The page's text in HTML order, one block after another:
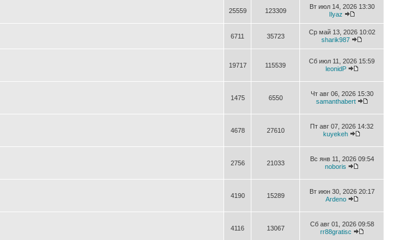
25559 123309
Вт июл 14, 2026 13:30
Ilyaz
6711 35723
Ср май 13, 2026 10:02
sharik987
19717 115539
Сб июл 11, 2026 15:59
leonidP
1475 6550
Чт авг 06, 2026 15:30
samanthabert
4678 27610
Пт авг 07, 2026 14:32
kuyekeh
2756 21033
Вс янв 11, 2026 09:54
noboris
4190 15289
Вт июн 30, 2026 20:17
Ardeno
4116 13067
Сб авг 01, 2026 09:58
rr88gratisc